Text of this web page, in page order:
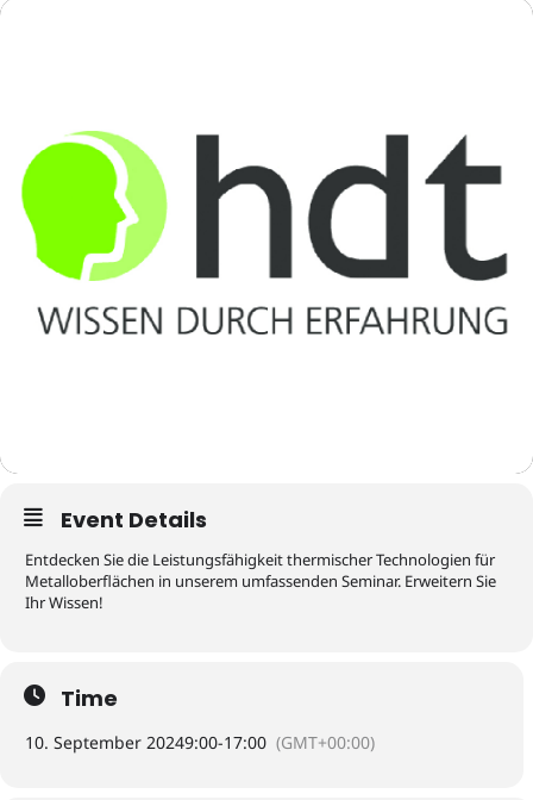
Event Details
Entdecken Sie die Leistungsfähigkeit thermischer Technologien für
Metalloberflächen in unserem umfassenden Seminar. Erweitern Sie
Ihr Wissen!
Time
10. September 20249:00-17:00 (GMT+00:00)